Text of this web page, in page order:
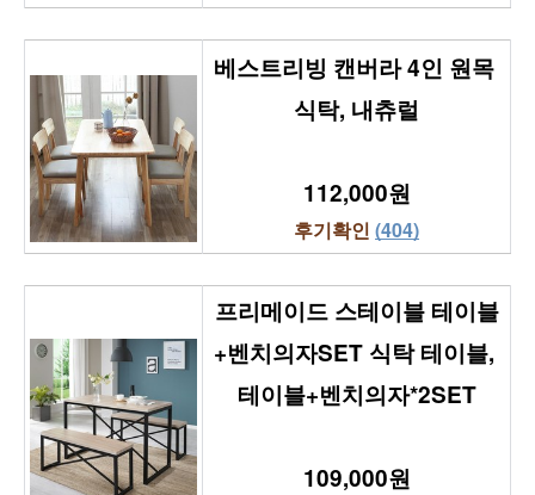
베스트리빙 캔버라 4인 원목
식탁, 내츄럴
112,000원
후기확인 (404)
프리메이드 스테이블 테이블
+벤치의자SET 식탁 테이블,
테이블+벤치의자*2SET
109,000원